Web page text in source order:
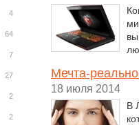
Мечта-
18 июля 2014
В
4
64
7
27
2
2